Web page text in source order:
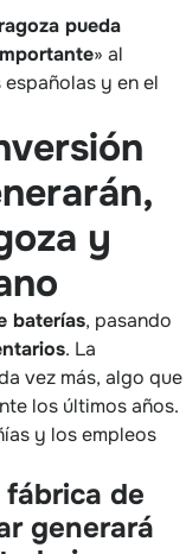
pueda
» al
y en el
y
baterías, pasando
. La
vez más, algo que
los últimos años.
y los empleos
de
generará